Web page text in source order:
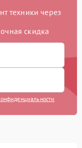
техники через
скидка